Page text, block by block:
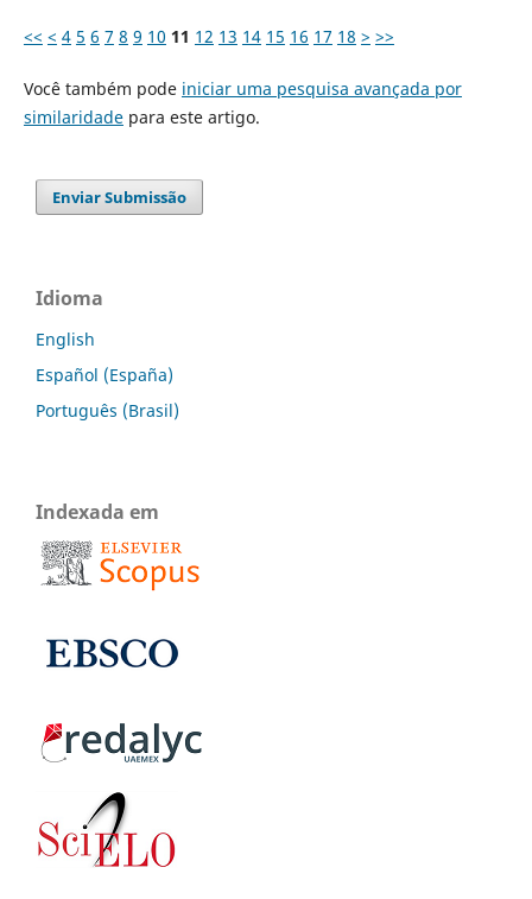
<< < 4 5 6 7 8 9 10 11 12 13 14 15 16 17 18 > >>
Você também pode iniciar uma pesquisa avançada por
similaridadepara este artigo.
Enviar Submissão
Idioma
English
Español (España)
Português (Brasil)
Indexada em